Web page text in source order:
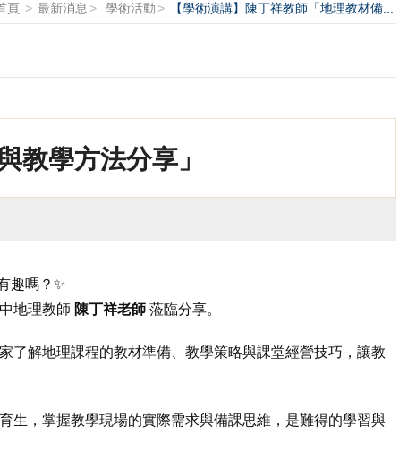
頁 最新消息 學術活動 【學術演講】陳丁祥教師「地理教材備...
教學方法分享」
趣嗎？✨
地理教師 陳丁祥老師 蒞臨分享。
了解地理課程的教材準備、教學策略與課堂經營技巧，讓教
生，掌握教學現場的實際需求與備課思維，是難得的學習與